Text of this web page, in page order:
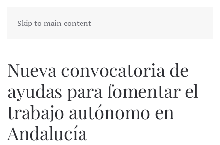
Skip to main content
Nueva convocatoria de
ayudas para fomentar el
trabajo autónomo en
Andalucía